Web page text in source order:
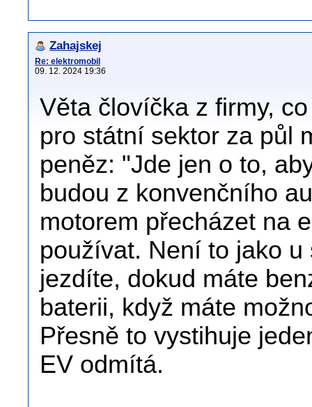
Zahajskej
Re: elektromobil
09. 12. 2024 19:36
Věta človíčka z firmy,
pro státní sektor za půl
peněz: "Jde jen o to,
budou z konvenčního
motorem přecházet na
používat. Není to jako
jezdíte, dokud máte
baterii, když máte
Přesně to vystihuje
EV odmítá.